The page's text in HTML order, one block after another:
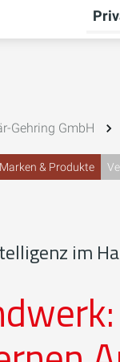
Gehring GmbH
Marken & Produkte
im